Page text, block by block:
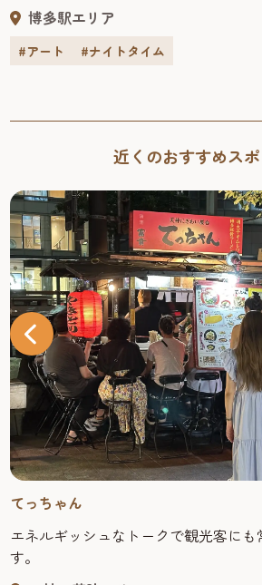
博多駅エリア
#グルメ #ショッピング
近くのおすすめス
気店で